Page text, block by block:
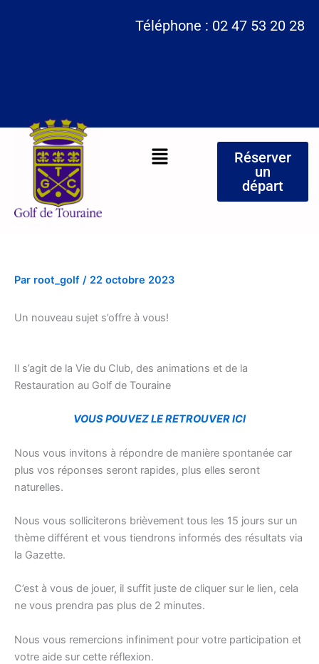
Téléphone : 02 47 53 20 28
Menu
Réserver
un
départ
Par root_golf / 22 octobre 2023
Un nouveau sujet s’offre à vous!
Il s’agit de la Vie du Club, des animations et de la
Restauration au Golf de Touraine
VOUS POUVEZ LE RETROUVER ICI
Nous vous invitons à répondre de manière spontanée car
plus vos réponses seront rapides, plus elles seront
naturelles.
Nous vous solliciterons brièvement tous les 15 jours sur un
thème différent et vous tiendrons informés des résultats via
la Gazette.
C’est à vous de jouer, il suffit juste de cliquer sur le lien, cela
ne vous prendra pas plus de 2 minutes.
Nous vous remercions infiniment pour votre participation et
votre aide sur cette réflexion.